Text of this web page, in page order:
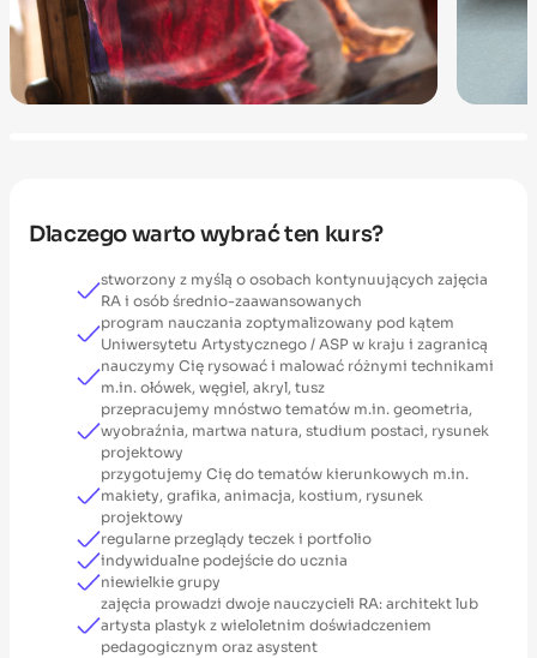
Dlaczego warto wybrać ten kurs?
stworzony z myślą o osobach kontynuujących zajęcia
RA i osób średnio-zaawansowanych
program nauczania zoptymalizowany pod kątem
Uniwersytetu Artystycznego / ASP w kraju i zagranicą
nauczymy Cię rysować i malować różnymi technikami
m.in. ołówek, węgiel, akryl, tusz
przepracujemy mnóstwo tematów m.in. geometria,
wyobraźnia, martwa natura, studium postaci, rysunek
projektowy
przygotujemy Cię do tematów kierunkowych m.in.
makiety, grafika, animacja, kostium, rysunek
projektowy
regularne przeglądy teczek i portfolio
indywidualne podejście do ucznia
niewielkie grupy
zajęcia prowadzi dwoje nauczycieli RA: architekt lub
artysta plastyk z wieloletnim doświadczeniem
pedagogicznym oraz asystent